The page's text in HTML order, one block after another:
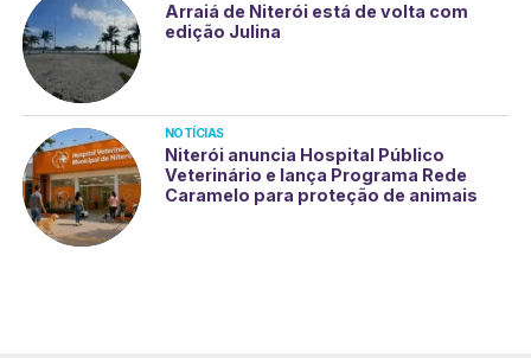
Arraiá de Niterói está de volta com
edição Julina
NOTÍCIAS
Niterói anuncia Hospital Público
Veterinário e lança Programa Rede
Caramelo para proteção de animais